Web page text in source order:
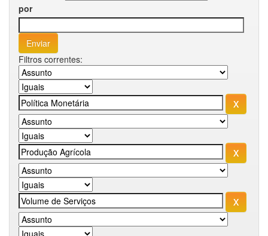
por
Filtros correntes: